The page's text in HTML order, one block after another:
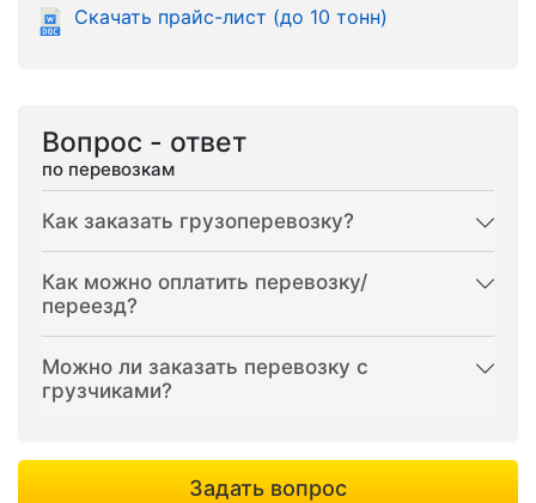
Скачать прайс-лист (до 10 тонн)
Вопрос - ответ
по перевозкам
Как заказать грузоперевозку?
Как можно оплатить перевозку/
переезд?
Можно ли заказать перевозку с
грузчиками?
Задать вопрос